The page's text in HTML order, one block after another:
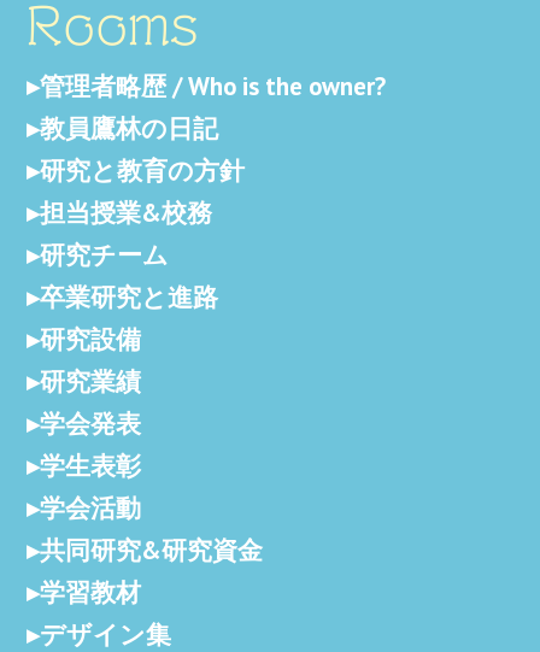
Rooms
管理者略歴 / Who is the owner?
教員鷹林の日記
研究と教育の方針
担当授業&校務
研究チーム
卒業研究と進路
研究設備
研究業績
学会発表
学生表彰
学会活動
共同研究&研究資金
学習教材
デザイン集